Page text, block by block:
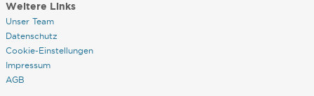
Weitere Links
Unser Team
Datenschutz
Cookie-Einstellungen
Impressum
AGB